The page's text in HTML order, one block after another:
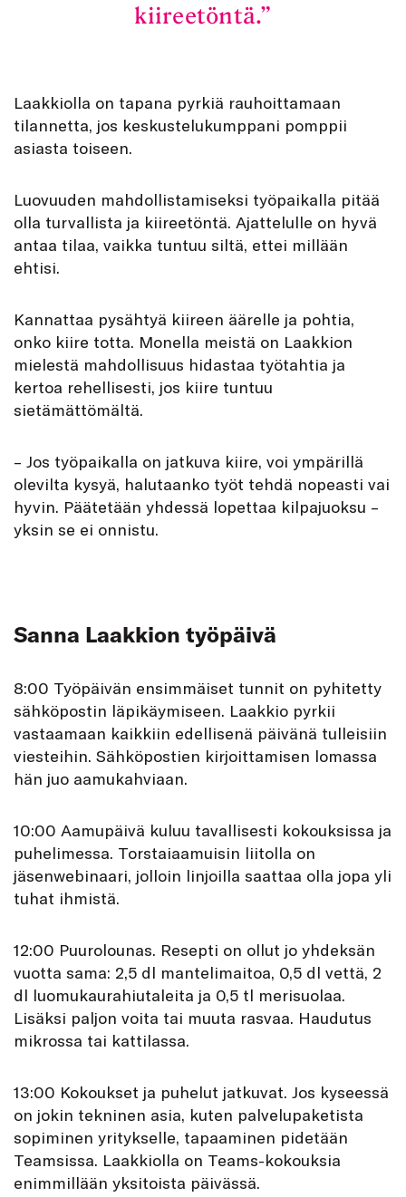
kiireetöntä.
Laakkiolla on tapana pyrkiä rauhoittamaan
tilannetta, jos keskustelukumppani pomppii
asiasta toiseen.
Luovuuden mahdollistamiseksi työpaikalla pitää
olla turvallista ja kiireetöntä. Ajattelulle on hyvä
antaa tilaa, vaikka tuntuu siltä, ettei millään
ehtisi.
Kannattaa pysähtyä kiireen äärelle ja pohtia,
onko kiire totta. Monella meistä on Laakkion
mielestä mahdollisuus hidastaa työtahtia ja
kertoa rehellisesti, jos kiire tuntuu
sietämättömältä.
– Jos työpaikalla on jatkuva kiire, voi ympärillä
olevilta kysyä, halutaanko työt tehdä nopeasti vai
hyvin. Päätetään yhdessä lopettaa kilpajuoksu –
yksin se ei onnistu.
Sanna Laakkion työpäivä
8:00 Työpäivän ensimmäiset tunnit on pyhitetty
sähköpostin läpikäymiseen. Laakkio pyrkii
vastaamaan kaikkiin edellisenä päivänä tulleisiin
viesteihin. Sähköpostien kirjoittamisen lomassa
hän juo aamukahviaan.
10:00 Aamupäivä kuluu tavallisesti kokouksissa ja
puhelimessa. Torstaiaamuisin liitolla on
jäsenwebinaari, jolloin linjoilla saattaa olla jopa yli
tuhat ihmistä.
12:00 Puurolounas. Resepti on ollut jo yhdeksän
vuotta sama: 2,5 dl mantelimaitoa, 0,5 dl vettä, 2
dl luomukaurahiutaleita ja 0,5 tl merisuolaa.
Lisäksi paljon voita tai muuta rasvaa. Haudutus
mikrossa tai kattilassa.
13:00 Kokoukset ja puhelut jatkuvat. Jos kyseessä
on jokin tekninen asia, kuten palvelupaketista
sopiminen yritykselle, tapaaminen pidetään
Teamsissa. Laakkiolla on Teams-kokouksia
enimmillään yksitoista päivässä.